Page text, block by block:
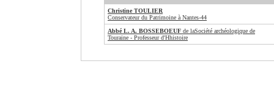
Christine TOULIER
Conservateur du Patrimoine à Nantes-44
Abbé L. A. BOSSEBOEUF de laSociété archéologique de
Touraine - Professeur d'Hhistoire